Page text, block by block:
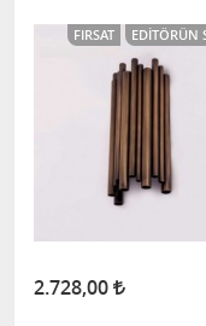
FIRSAT EDITÖRÜN
2.728,00